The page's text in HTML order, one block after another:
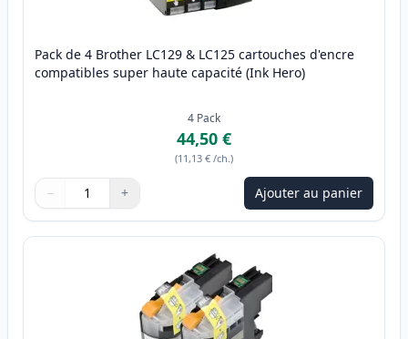
Pack de 4 Brother LC129 & LC125 cartouches d'encre
compatibles super haute capacité (Ink Hero)
4 Pack
44,50 €
(11,13 € /ch.)
Quantité
Utilisez les boutons pour ajuster
− +
Quantité Ajouter au panier